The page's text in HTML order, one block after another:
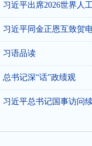
习近平出席2026世界人
习近平同金正恩互致贺
习语品读
总书记深“话”政绩观
习近平总书记国事访问